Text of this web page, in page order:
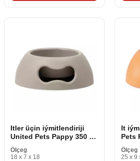
Itler üçin iýmitlendiriji
United Pets Pappy 350 ml
Çal polipropilen
Ölçeg
18 x 7 x 18
It
Pets
Ölçeg
25 x 9